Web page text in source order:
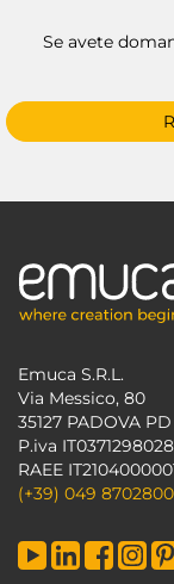
Se avete
Emuca S.R.L.
Via Messico, 80
35127 PADOVA
P.iva
RAEE
(+39) 049 8702800